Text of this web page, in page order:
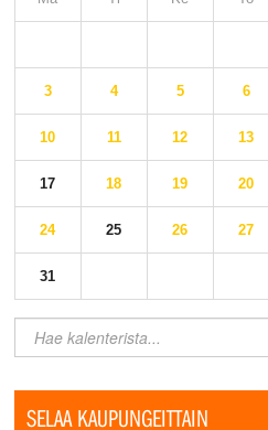
3 4 5 6
10 11 12 13
17 18 19 20
24 25 26 27
31
SELAA KAUPUNGEITTAIN